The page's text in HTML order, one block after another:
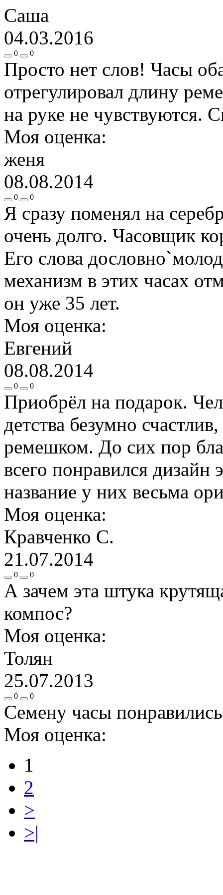
Саша
04.03.2016
0 0
Просто нет слов! Часы
отрегулировал длину
на руке не чувствуются.
Моя оценка:
женя
08.08.2014
0 0
Я сразу поменял на
очень долго. Часовщик
Его слова
механизм в этих часах
он уже 35 лет.
Моя оценка:
Евгений
08.08.2014
0 0
Приобрёл на подарок.
детства безумно
ремешком. До сих пор
всего понравился дизайн
название у них весьма
Моя оценка:
Кравченко С.
21.07.2014
0 0
А зачем эта штука
компос?
Моя оценка:
Толян
25.07.2013
0 0
Семену часы
Моя оценка:
1
2
>
>|